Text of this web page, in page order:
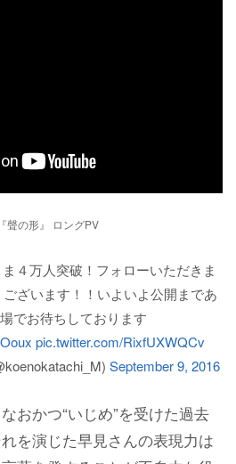
聲の形』 ロングPV
４万人突破！フォローいただきま
ざいます！！いよいよ公開まであ
でお待ちしております
pic.twitter.com/RixfUXWQCv
September 9, 2016
おかつ“いじめ”を受けた過去
を演じた早見さんの表現力は